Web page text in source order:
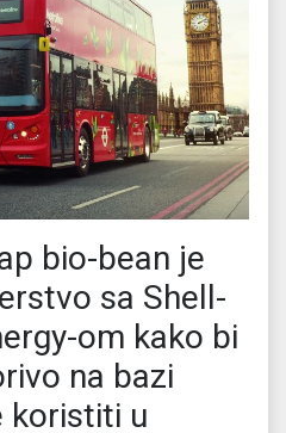
bio-bean je
sa Shell-
om kako bi
na bazi
koristiti u